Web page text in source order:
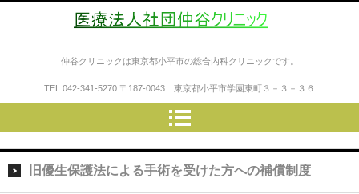
医療法人社団仲谷クリニック
仲谷クリニックは東京都小平市の総合内科クリニックです。
TEL. 042-341-5270 〒187-0043 東京都小平市学園東町３－３－３６
旧優生保護法による手術を受けた方への補償制度